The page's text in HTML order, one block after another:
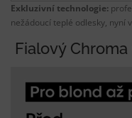
Exkluzivní technologie:
nežádoucí teplé odlesky, nyní
Fialový